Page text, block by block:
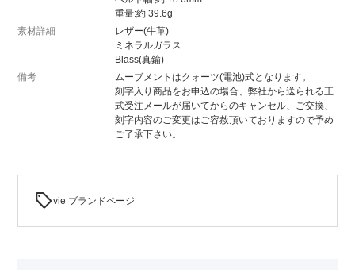
重量:約 39.6g
素材詳細
レザー(牛革)
ミネラルガラス
Blass(真鍮)
備考
ムーブメントはクォーツ(電池)式となります。
刻字入り商品をお申込の場合、弊社から送られる正
式受注メールが届いてからのキャンセル、ご交換、
刻字内容のご変更はご容赦頂いておりますので予め
ご了承下さい。
sellvie ブランドページ